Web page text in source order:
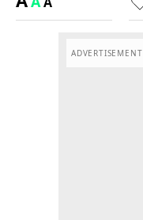
ADVERTISEMENT